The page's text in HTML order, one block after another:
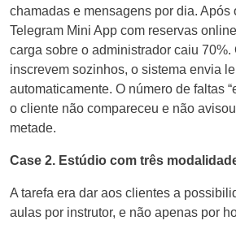
chamadas e mensagens por dia. Após
Telegram Mini App com reservas
carga sobre o administrador caiu 70%.
inscrevem sozinhos, o sistema envia
automaticamente. O número de faltas
o cliente não compareceu e não
metade.
Case 2. Estúdio com três
A tarefa era dar aos clientes a
aulas por instrutor, e não apenas por